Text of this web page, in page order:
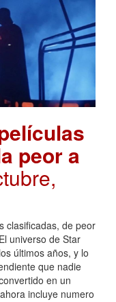
peor a
clasificadas, de peor
universo de Star
últimos años, y lo
que nadie
en un
incluye numero